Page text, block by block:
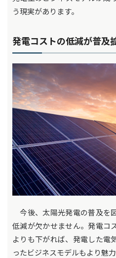
う現実があります。
発電コストの低減が普及
今後、太陽光発電の普及を
低減が欠かせません。発電コ
よりも下がれば、発電した電
ったビジネスモデルもより魅